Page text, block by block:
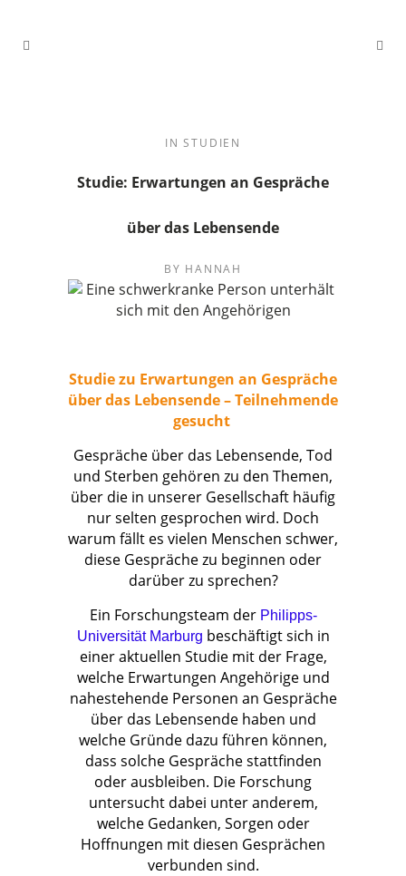
IN STUDIEN
Studie: Erwartungen an Gespräche
über das Lebensende
BY HANNAH
Studie zu Erwartungen an Gespräche
über das Lebensende – Teilnehmende
gesucht
Gespräche über das Lebensende, Tod
und Sterben gehören zu den Themen,
über die in unserer Gesellschaft häufig
nur selten gesprochen wird. Doch
warum fällt es vielen Menschen schwer,
diese Gespräche zu beginnen oder
darüber zu sprechen?
Ein Forschungsteam der Philipps-
Universität Marburg beschäftigt sich in
einer aktuellen Studie mit der Frage,
welche Erwartungen Angehörige und
nahestehende Personen an Gespräche
über das Lebensende haben und
welche Gründe dazu führen können,
dass solche Gespräche stattfinden
oder ausbleiben. Die Forschung
untersucht dabei unter anderem,
welche Gedanken, Sorgen oder
Hoffnungen mit diesen Gesprächen
verbunden sind.